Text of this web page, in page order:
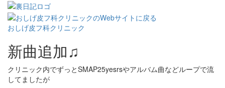
おしげ皮フ科クリニック
新曲追加♫
クリニック内でずっとSMAP25yesrsやアルバム曲などループで流
してま したが